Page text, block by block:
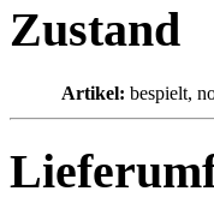
Zustand
Artikel: bespielt,